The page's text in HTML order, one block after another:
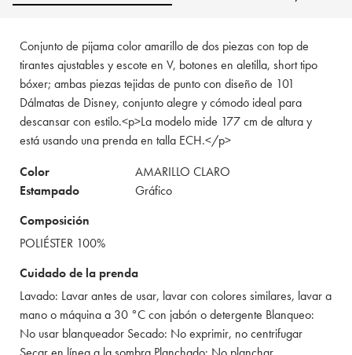
Conjunto de pijama color amarillo de dos piezas con top de
tirantes ajustables y escote en V, botones en aletilla, short tipo
bóxer; ambas piezas tejidas de punto con diseño de 101
Dálmatas de Disney, conjunto alegre y cómodo ideal para
descansar con estilo.<p>La modelo mide 177 cm de altura y
está usando una prenda en talla ECH.</p>
Color
AMARILLO CLARO
Estampado
Gráfico
Composición
POLIÉSTER 100%
Cuidado de la prenda
Lavado: Lavar antes de usar, lavar con colores similares, lavar a
mano o máquina a 30 °C con jabón o detergente Blanqueo:
No usar blanqueador Secado: No exprimir, no centrifugar